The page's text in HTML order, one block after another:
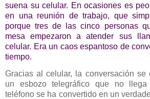
suena su celular. En ocasiones es
en una reunión de trabajo, que
porque tres de las cinco personas
mesa empezaron a atender sus
celular. Era un caos espantoso de
tiempo.
Gracias al celular, la conversación se
un esbozo telegráfico que no
teléfono se ha convertido en un